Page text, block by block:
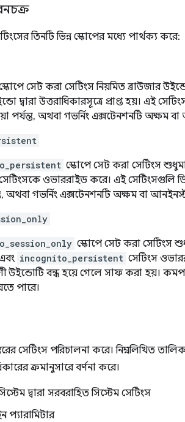
তিনটি ভিন্ন স্কোপের মধ্যে পার্থক্য করে:
সেট করা সেটিংস নিয়মিত ব্রাউজার
দ্বারা উত্তরাধিকারসূত্রে প্রাপ্ত হয়। এই
পর্যন্ত, অথবা গভর্নিং এক্সটেনশনটি অক্ষম বা
স্কোপে সেট করা সেটিংস
ওভাররাইড করে। এই সেটিংসগুলি
অথবা গভর্নিং এক্সটেনশনটি অক্ষম বা
স্কোপে সেট করা সেটিংস
incognito_persistent সেটিংস
উইন্ডোটি বন্ধ হয়ে গেলে সাফ করা হয়।
পারে।
সেটিংস পরিচালনা করে। নিম্নলিখিত
ক্রমানুসারে বর্ণনা করে।
দ্বারা সরবরাহিত সিস্টেম সেটিংস
প্যারামিটার